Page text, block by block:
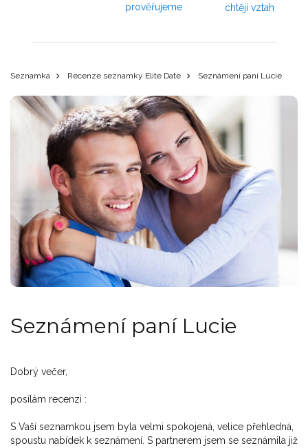
prověřujeme
chtějí vztah
Seznamka Recenze seznamky Elite Date Seznámení paní Lucie
Seznámení paní Lucie
Dobrý večer,
posílám recenzi :
S Vaší seznamkou jsem byla velmi spokojená, velice přehledná,
spoustu nabídek k seznámení. S partnerem jsem se seznámila již